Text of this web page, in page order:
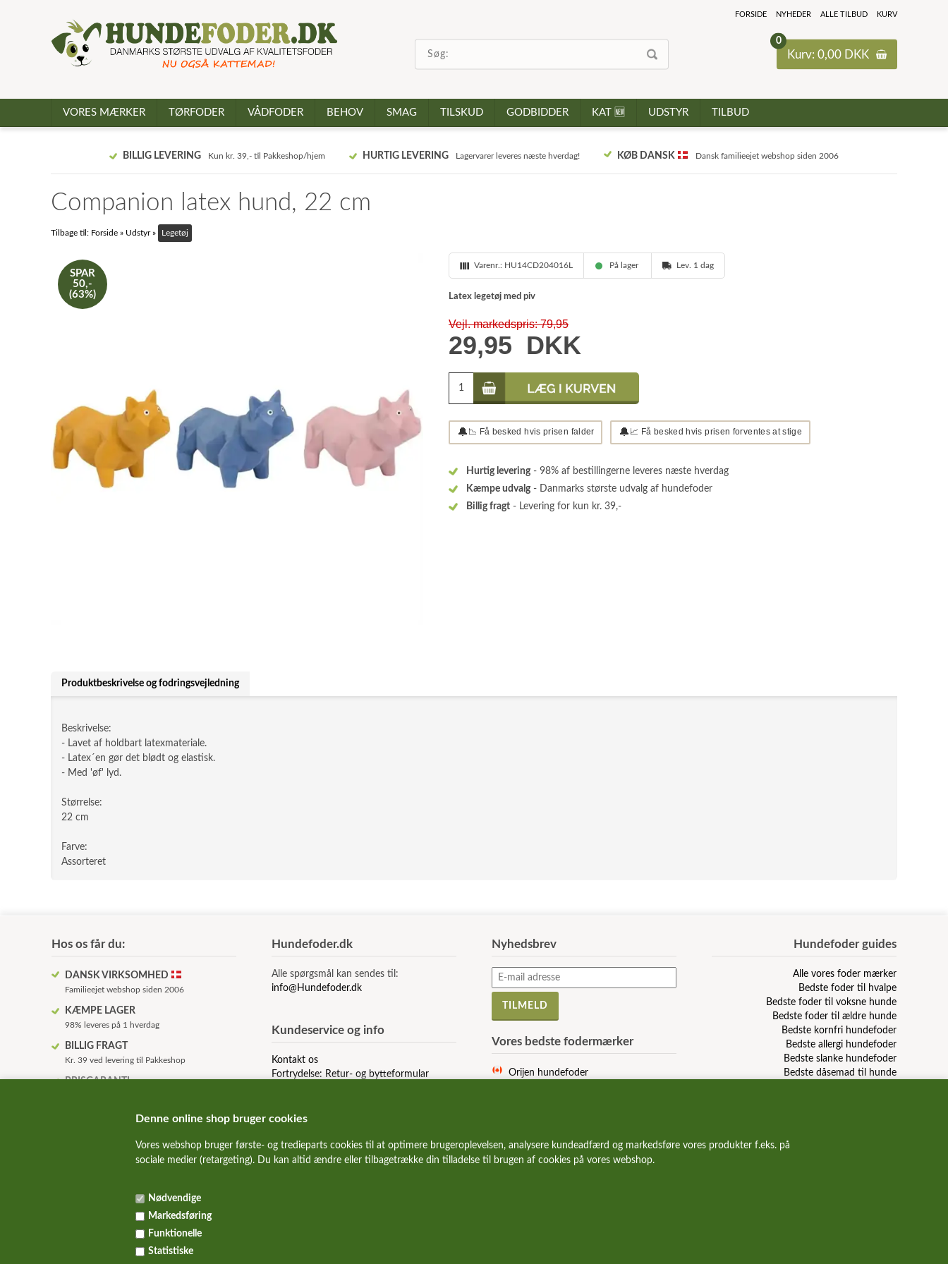
Denne online shop bruger cookies
Vores webshop bruger første- og tredieparts cookies til at optimere brugeroplevelsen, analysere kundeadfærd og markedsføre vores produkter f.eks. på
sociale medier (retargeting). Du kan altid ændre eller tilbagetrække din tilladelse til brugen af cookies på vores webshop.
Nødvendige
Markedsføring
Funktionelle
Statistiske
0
Kurv: 0,00 DKK
FORSIDE NYHEDER ALLE TILBUD KURV
VORES MÆRKER TØRFODER VÅDFODER BEHOV SMAG TILSKUD GODBIDDER KAT 🆕 UDSTYR TILBUD
BILLIG LEVERING Kun kr. 39,- til Pakkeshop/hjem HURTIG LEVERING Lagervarer leveres næste hverdag! KØB DANSK Dansk familieejet webshop siden 2006
Companion latex hund, 22 cm
Tilbage til: Forside » Udstyr» Legetøj
SPAR
50,-
(63%)
Varenr.: HU14CD204016L På lager Lev. 1 dag
Latex legetøj med piv
Vejl. markedspris: 79,95
29,95 DKK
🔔 📉 Få besked hvis prisen falder 🔔 📈 Få besked hvis prisen forventes at stige
Hurtig levering- 98% af bestillingerne leveres næste hverdag
Kæmpe udvalg- Danmarks største udvalg af hundefoder
Billig fragt - Levering for kun kr. 39,-
Produktbeskrivelse og fodringsvejledning
Beskrivelse:
- Lavet af holdbart latexmateriale.
- Latex´en gør det blødt og elastisk.
- Med 'øf' lyd.
Størrelse:
22 cm
Farve:
Assorteret
Hos os får du:
DANSK VIRKSOMHED
Familieejet webshop siden 2006
KÆMPE LAGER
98% leveres på 1 hverdag
BILLIG FRAGT
Kr. 39 ved levering til Pakkeshop
PRISGARANTI
HURTIG LEVERING
Kun de bedste og sundeste mærker
Vi guider dig igennem foderjunglen
Hundefoder.dk
Alle spørgsmål kan sendes til:
info@Hundefoder.dk
Kundeservice og info
Kontakt os
Fortrydelse: Retur- og bytteformular
Nyhedsbrev
Vores bedste fodermærker
Orijen hundefoder
Ziwi Peak hundefoder
Carnilove hundefoder
Hundefoder guides
Alle vores foder mærker
Bedste foder til hvalpe
Bedste foder til voksne hunde
Bedste foder til ældre hunde
Bedste kornfri hundefoder
Bedste allergi hundefoder
Bedste slanke hundefoder
Bedste dåsemad til hunde